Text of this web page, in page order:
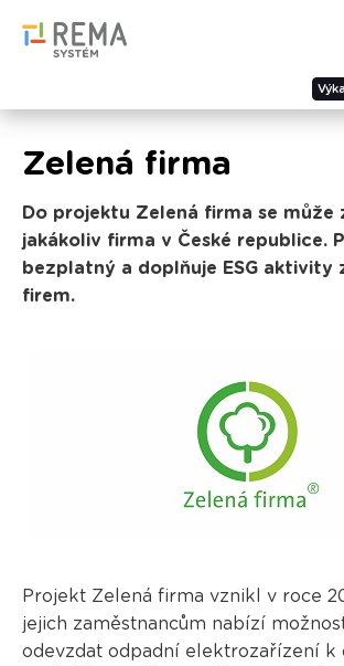
Zelená firma
Do projektu Zelená firma se může
jakákoliv firma v České republice.
bezplatný a doplňuje ESG aktivity
firem.
Projekt Zelená firma vznikl v roce
jejich zaměstnancům nabízí
odevzdat odpadní elektrozařízení k